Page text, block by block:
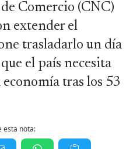
Comercio (CNC)
extender el
trasladarlo un día
el país necesita
tras los 53
esta nota: